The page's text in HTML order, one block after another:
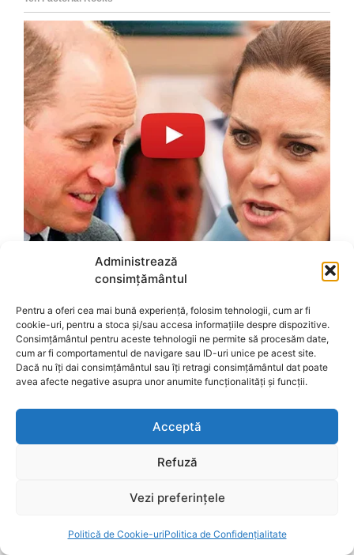
Administrează
consimțământul
Pentru a oferi cea mai bună experiență, folosim tehnologii, cum ar fi
cookie-uri, pentru a stoca și/sau accesa informațiile despre dispozitive.
Consimțământul pentru aceste tehnologii ne permite să procesăm date,
cum ar fi comportamentul de navigare sau ID-uri unice pe acest site.
Dacă nu îți dai consimțământul sau îți retragi consimțământul dat poate
avea afecte negative asupra unor anumite funcționalități și funcții.
Acceptă
Refuză
Vezi preferințele
Politică de Cookie-uriPolitica de Confidențialitate